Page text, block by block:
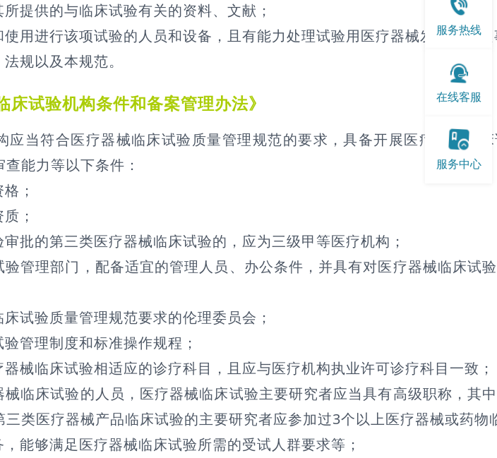
提供的与临床试验有关的资料、文献；
用进行该项试验的人员和设备，且有能力处理试验用医疗器械发生的不
规以及本规范。
试验机构条件和备案管理办法》
当符合医疗器械临床试验质量管理规范的要求，具备开展医疗器械临
能力等以下条件：
；
；
批的第三类医疗器械临床试验的，应为三级甲等医疗机构；
管理部门，配备适宜的管理人员、办公条件，并具有对医疗器械临床试
试验质量管理规范要求的伦理委员会；
管理制度和标准操作规程；
械临床试验相适应的诊疗科目，且应与医疗机构执业许可诊疗科目一致；
临床试验的人员，医疗器械临床试验主要研究者应当具有高级职称，其
类医疗器械产品临床试验的主要研究者应参加过3个以上医疗器械或药物
能够满足医疗器械临床试验所需的受试人群要求等；
服务热线
在线客服
服务中心